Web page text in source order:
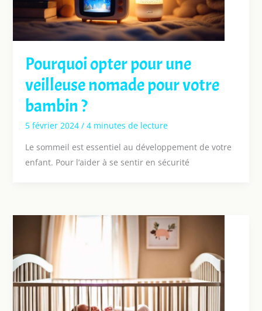
Pourquoi opter pour une
veilleuse nomade pour votre
bambin ?
5 février 2024 / 4 minutes de lecture
Le sommeil est essentiel au développement de votre
enfant. Pour l’aider à se sentir en sécurité